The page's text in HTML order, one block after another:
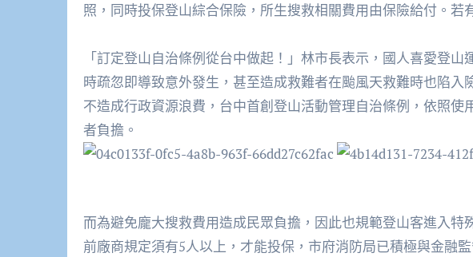
照，同時投保登山綜合保險，所生搜救相關費用由保險給付。若
「訂定登山自治條例從台中做起！」林市長表示，國人喜愛登
時疏忽即導致意外發生，甚至造成救難者在颱風天救難時也陷入
不造成行政資源浪費，台中首創登山活動管理自治條例，依照使
者負擔。
而為避免龐大搜救費用造成民眾負擔，因此也規範登山客進入特
前廠商規定須有5人以上，才能投保，市府消防局已積極與金融